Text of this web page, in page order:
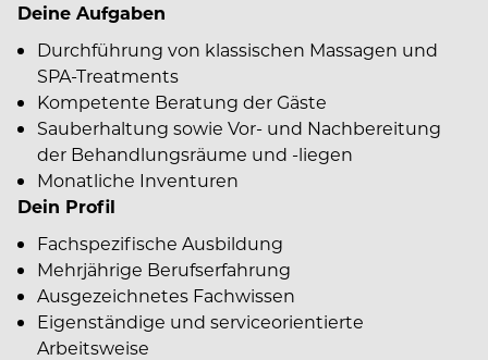
Deine Aufgaben
Durchführung von klassischen Massagen und
SPA-Treatments
Kompetente Beratung der Gäste
Sauberhaltung sowie Vor- und Nachbereitung
der Behandlungsräume und -liegen
Monatliche Inventuren
Dein Profil
Fachspezifische Ausbildung
Mehrjährige Berufserfahrung
Ausgezeichnetes Fachwissen
Eigenständige und serviceorientierte
Arbeitsweise